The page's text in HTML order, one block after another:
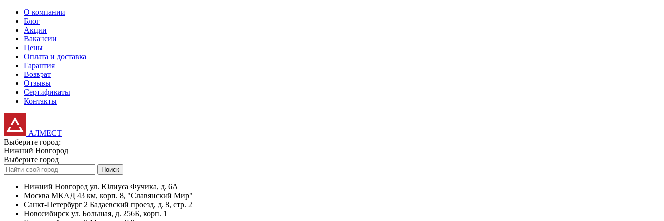
О компании
Блог
Акции
Вакансии
Цены
Оплата и доставка
Гарантия
Возврат
Отзывы
Сертификаты
Контакты
АЛМЕСТ
Выберите город:
Нижний Новгород
Выберите город
Поиск
Нижний Новгород ул. Юлиуса Фучика, д. 6А
Москва МКАД 43 км, корп. 8, "Славянский Мир"
Санкт-Петербург 2 Бадаевский проезд, д. 8, стр. 2
Новосибирск ул. Большая, д. 256Б, корп. 1